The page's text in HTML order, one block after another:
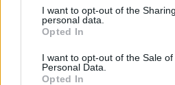
not limited to your visit or usage
grant or deny consent to Google
use your data for below specified
consent section.
I want to opt-out of the
personal data.
Opted In
I want to opt-out of the Sale of
Personal Data.
Opted In